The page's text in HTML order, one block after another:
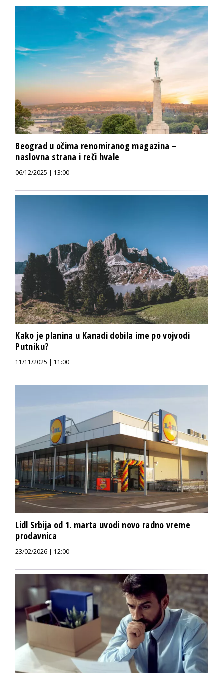
Beograd u očima renomiranog magazina –
naslovna strana i reči hvale
06/12/2025 | 13:00
Kako je planina u Kanadi dobila ime po vojvodi
Putniku?
11/11/2025 | 11:00
Lidl Srbija od 1. marta uvodi novo radno vreme
prodavnica
23/02/2026 | 12:00